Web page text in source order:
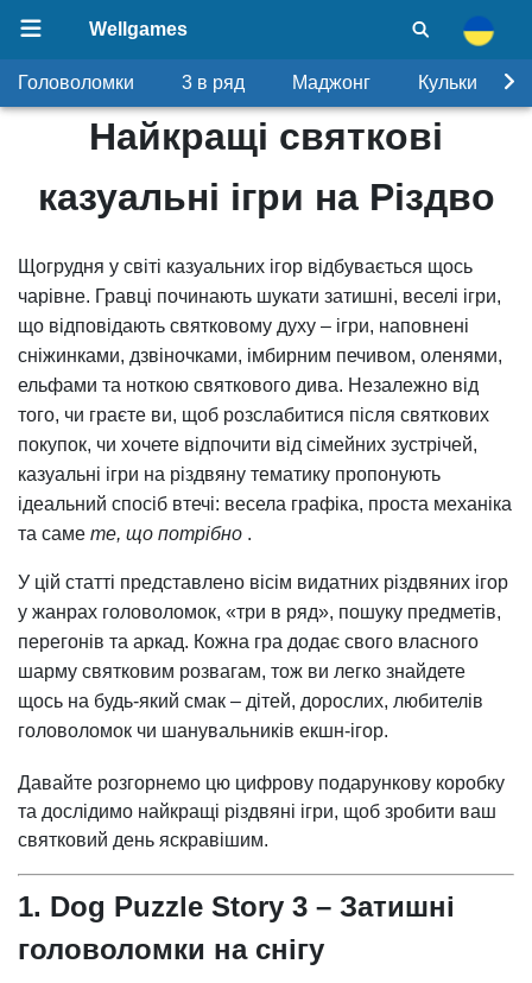
Wellgames
Головоломки 3 в ряд Маджонг Кульки
Найкращі святкові
казуальні ігри на Різдво
Щогрудня у світі казуальних ігор відбувається щось
чарівне. Гравці починають шукати затишні, веселі ігри,
що відповідають святковому духу – ігри, наповнені
сніжинками, дзвіночками, імбирним печивом, оленями,
ельфами та ноткою святкового дива. Незалежно від
того, чи граєте ви, щоб розслабитися після святкових
покупок, чи хочете відпочити від сімейних зустрічей,
казуальні ігри на різдвяну тематику пропонують
ідеальний спосіб втечі: весела графіка, проста механіка
та саме те, що потрібно .
У цій статті представлено вісім видатних різдвяних ігор
у жанрах головоломок, «три в ряд», пошуку предметів,
перегонів та аркад. Кожна гра додає свого власного
шарму святковим розвагам, тож ви легко знайдете
щось на будь-який смак – дітей, дорослих, любителів
головоломок чи шанувальників екшн-ігор.
Давайте розгорнемо цю цифрову подарункову коробку
та дослідимо найкращі різдвяні ігри, щоб зробити ваш
святковий день яскравішим.
1. Dog Puzzle Story 3 – Затишні
головоломки на снігу